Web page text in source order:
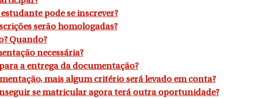
pode se inscrever?
serão homologadas?
Quando?
necessária?
a entrega da documentação?
mais algum critério será levado em conta?
se matricular agora terá outra oportunidade?